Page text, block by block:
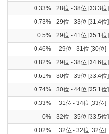
0.33% 28位 - 38位 [33.3位]
0.73%
29位 - 33位 [31.4位]
0.5%
29位 - 41位 [35.1位]
0.46%
29位 - 31位 [30位]
0.82%
29位 - 38位 [34.6位]
0.61%
30位 - 39位 [33.4位]
0.74%
30位 - 44位 [35.1位]
0.33%
31位 - 34位 [33位]
0%
32位 - 35位 [33.5位]
0.02%
32位 - 32位 [32位]